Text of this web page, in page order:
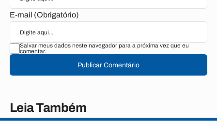
E-mail (Obrigatório)
Salvar meus dados neste navegador para a próxima vez que eu
comentar.
Publicar Comentário
Leia Também